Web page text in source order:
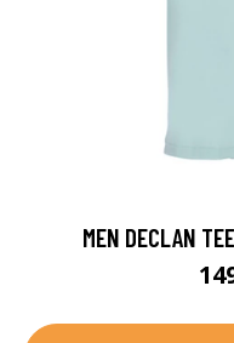
MEN DECLAN